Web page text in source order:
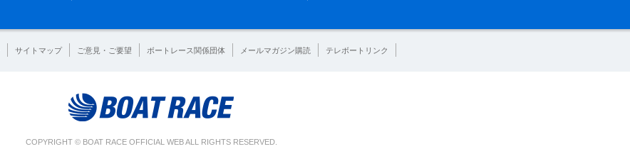
サイトマップ ご意見・ご要望 ボートレース関係団体 メールマガジン購読 テレボートリンク
COPYRIGHT © BOAT RACE OFFICIAL WEB ALL RIGHTS RESERVED.